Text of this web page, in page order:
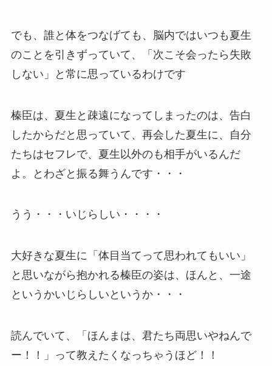
でも、誰と体をつなげても、脳内ではいつも夏生
のことを引きずっていて、「次こそ会ったら失敗
しない」と常に思っているわけです
榛臣は、夏生と疎遠になってしまったのは、告白
したからだと思っていて、再会した夏生に、自分
たちはセフレで、夏生以外のも相手がいるんだ
よ。とわざと振る舞うんです・・・
うう・・・いじらしい・・・・
大好きな夏生に「体目当てって思われてもいい」
と思いながら抱かれる榛臣の姿は、ほんと、一途
というかいじらしいというか・・・
読んでいて、「ほんまは、君たち両思いやねんで
ー！！」って教えたくなっちゃうほど！！